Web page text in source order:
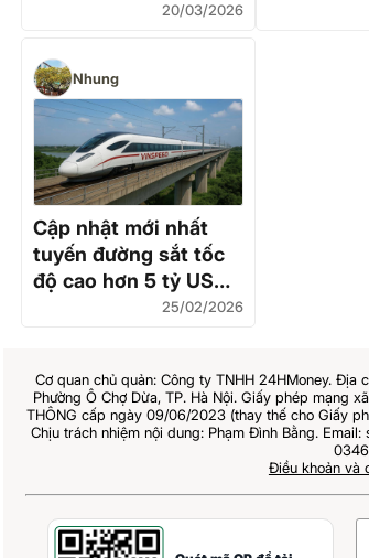
20/03/2026
Nhung
Cập nhật mới nhất
tuyến đường sắt tốc
độ cao hơn 5 tỷ USD
nối Hà Nội – Quảng
25/02/2026
Cơ quan chủ quản: Công ty TNHH 24HMoney. Địa
Phường Ô Chợ Dừa, TP. Hà Nội. Giấy phép mạng
THÔNG cấp ngày 09/06/2023 (thay thế cho Giấy
Chịu trách nhiệm nội dung: Phạm Đình Bằng.
Điều khoản và